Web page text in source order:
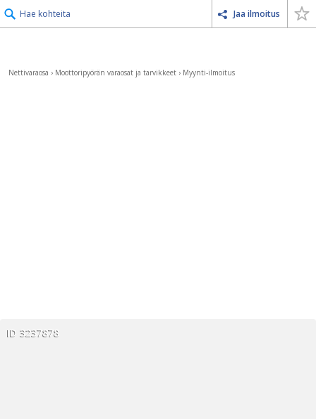
Hae kohteita Jaa ilmoitus
Nettivaraosa › Moottoripyörän varaosat ja tarvikkeet › Myynti-ilmoitus
ID 3237878